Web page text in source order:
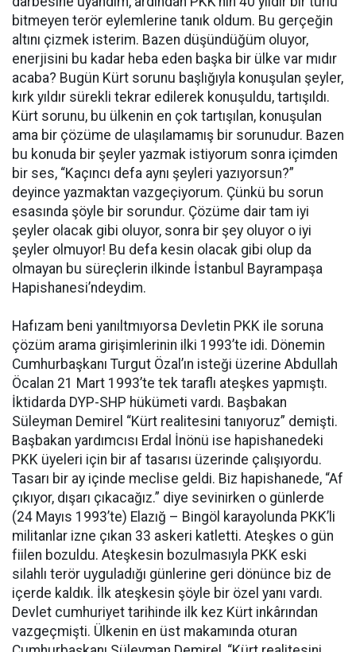
bitmeyen terör eylemlerine tanık oldum. Bu gerçeğin
altını çizmek isterim. Bazen düşündüğüm oluyor,
enerjisini bu kadar heba eden başka bir ülke var mıdır
acaba? Bugün Kürt sorunu başlığıyla konuşulan şeyler,
kırk yıldır sürekli tekrar edilerek konuşuldu, tartışıldı.
Kürt sorunu, bu ülkenin en çok tartışılan, konuşulan
ama bir çözüme de ulaşılamamış bir sorunudur. Bazen
bu konuda bir şeyler yazmak istiyorum sonra içimden
bir ses, “Kaçıncı defa aynı şeyleri yazıyorsun?”
deyince yazmaktan vazgeçiyorum. Çünkü bu sorun
esasında şöyle bir sorundur. Çözüme dair tam iyi
şeyler olacak gibi oluyor, sonra bir şey oluyor o iyi
şeyler olmuyor! Bu defa kesin olacak gibi olup da
olmayan bu süreçlerin ilkinde İstanbul Bayrampaşa
Hapishanesi’ndeydim.
Hafızam beni yanıltmıyorsa Devletin PKK ile soruna
çözüm arama girişimlerinin ilki 1993’te idi. Dönemin
Cumhurbaşkanı Turgut Özal’ın isteği üzerine Abdullah
Öcalan 21 Mart 1993’te tek taraflı ateşkes yapmıştı.
İktidarda DYP-SHP hükümeti vardı. Başbakan
Süleyman Demirel “Kürt realitesini tanıyoruz” demişti.
Başbakan yardımcısı Erdal İnönü ise hapishanedeki
PKK üyeleri için bir af tasarısı üzerinde çalışıyordu.
Tasarı bir ay içinde meclise geldi. Biz hapishanede, “Af
çıkıyor, dışarı çıkacağız.” diye sevinirken o günlerde
(24 Mayıs 1993’te) Elazığ – Bingöl karayolunda PKK’li
militanlar izne çıkan 33 askeri katletti. Ateşkes o gün
fiilen bozuldu. Ateşkesin bozulmasıyla PKK eski
silahlı terör uyguladığı günlerine geri dönünce biz de
içerde kaldık. İlk ateşkesin şöyle bir özel yanı vardı.
Devlet cumhuriyet tarihinde ilk kez Kürt inkârından
vazgeçmişti. Ülkenin en üst makamında oturan